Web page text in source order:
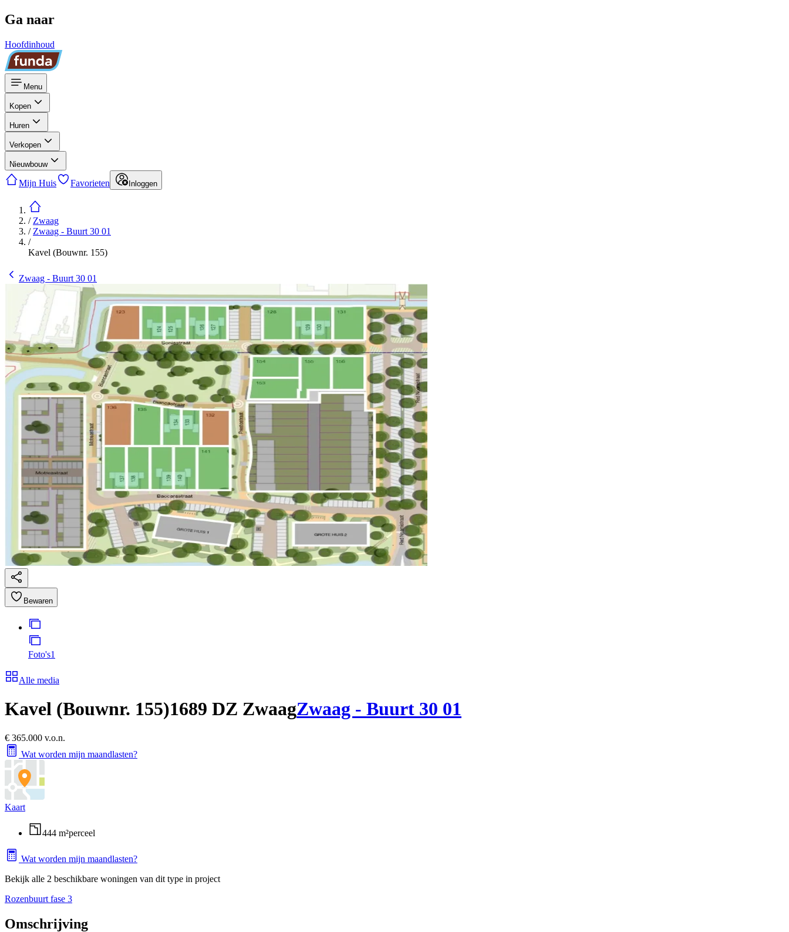
Ga naar
Hoofdinhoud
Menu
Kopen
Huren
Verkopen
Nieuwbouw
Mijn Huis Favorieten Inloggen
/ Zwaag
/ Zwaag - Buurt 30 01
/
Kavel (Bouwnr. 155)
Zwaag - Buurt 30 01
Bewaren
Foto's1
Alle media
Kavel (Bouwnr. 155)1689 DZ ZwaagZwaag - Buurt 30 01
€ 365.000 v.o.n.
Wat worden mijn maandlasten?
Kaart
444 m²perceel
Wat worden mijn maandlasten?
Bekijk alle 2 beschikbare woningen van dit type in project
Rozenbuurt fase 3
Omschrijving